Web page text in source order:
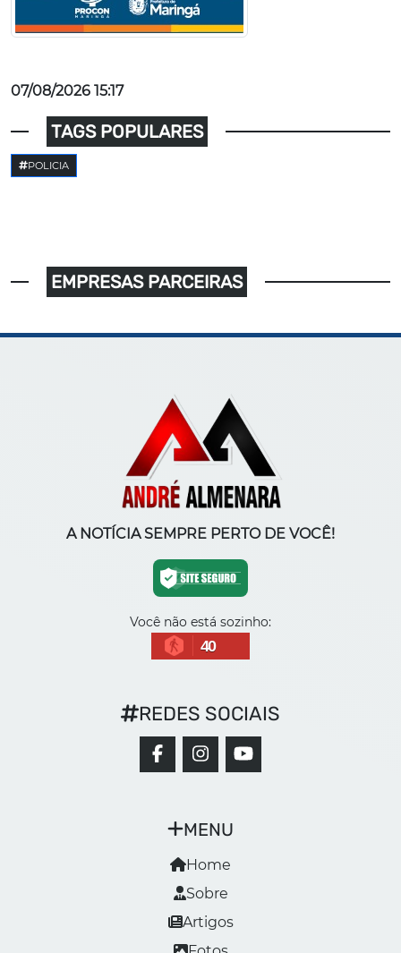
07/08/2026 15:17
TAGS POPULARES
POLICIA
EMPRESAS PARCEIRAS
A NOTÍCIA SEMPRE PERTO DE VOCÊ!
Você não está sozinho:
40
MENU
Home
Sobre
Artigos
REDES SOCIAIS